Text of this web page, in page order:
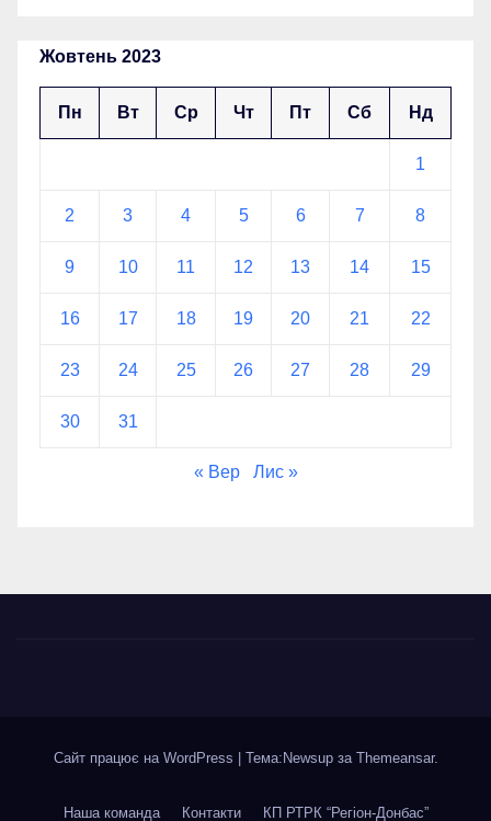
Жовтень 2023
Пн Вт Ср Чт Пт Сб Нд
1
2 3 4 5 6 7 8
9 10 11 12 13 14 15
16 17 18 19 20 21 22
23 24 25 26 27 28 29
30 31
« Вер Лис »
Сайт працює на WordPress Тема:Newsup за Themeansar.
Наша команда Контакти КП РТРК “Регіон-Донбас”